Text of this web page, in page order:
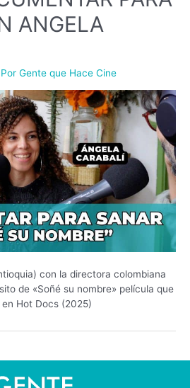
ANGELA
Gente que Hace Cine
con la directora colombiana
de «Soñé su nombre» película que
Hot Docs (2025)